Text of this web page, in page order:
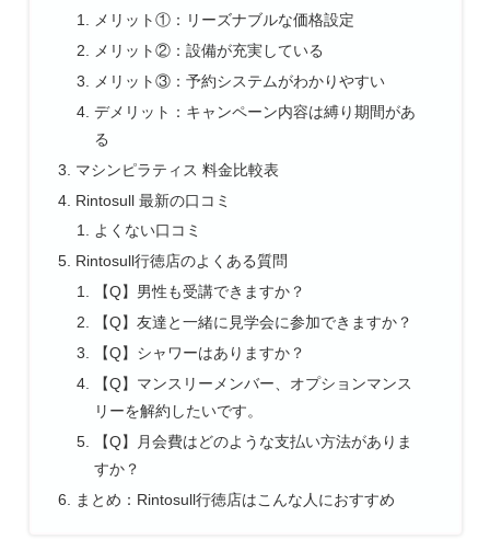
メリット①：リーズナブルな価格設定
メリット②：設備が充実している
メリット③：予約システムがわかりやすい
デメリット：キャンペーン内容は縛り期間があ
る
マシンピラティス 料金比較表
Rintosull 最新の口コミ
よくない口コミ
Rintosull行徳店のよくある質問
【Q】男性も受講できますか？
【Q】友達と一緒に見学会に参加できますか？
【Q】シャワーはありますか？
【Q】マンスリーメンバー、オプションマンス
リーを解約したいです。
【Q】月会費はどのような支払い方法がありま
すか？
まとめ：Rintosull行徳店はこんな人におすすめ